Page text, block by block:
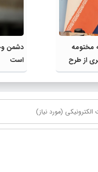
مختومه
از طرح
دشمن
است